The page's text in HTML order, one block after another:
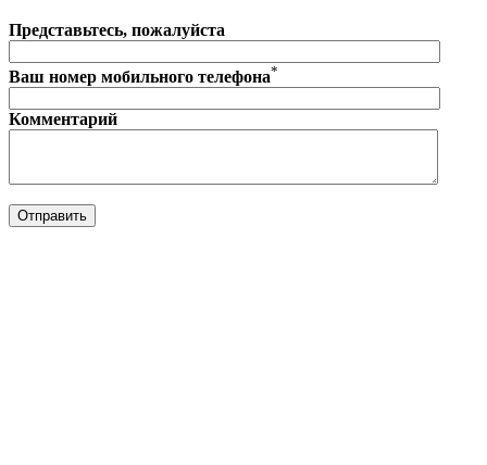
Представьтесь, пожалуйста
Ваш номер мобильного телефона*
Комментарий